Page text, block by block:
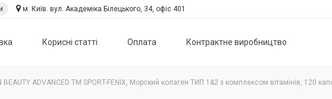
Корисні статті Оплата Контрактне виробництво
м. Київ. вул. Академіка Білецького, 34, офіс 401
ADVANCED TM SPORT-FENIX, Морский колаген ТИП 1&2 з комплексом вітамінів, 120